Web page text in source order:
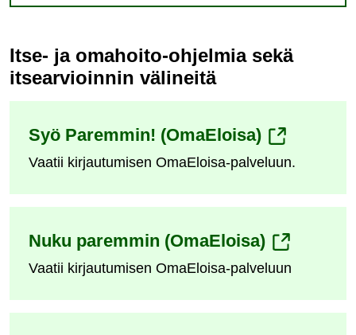
Itse- ja omahoito-ohjelmia sekä
itsearvioinnin välineitä
Syö Paremmin! (OmaEloisa)(siirryt
toiseen
palveluun)
Vaatii kirjautumisen OmaEloisa-palveluun.
Nuku paremmin (OmaEloisa)(siirryt
toiseen
palveluun)
Vaatii kirjautumisen OmaEloisa-palveluun